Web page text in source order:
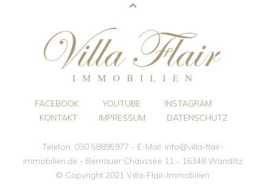
FACEBOOK YOUTUBE
INSTAGRAM
KONTAKT
IMPRESSUM DATENSCHUTZ
Telefon: 030 58895977 - E-Mail: info@villa-flair-
immobilien.de - Bernauer Chaussee 11 - 16348 Wandlitz
© Copyright 2021 Villa-Flair-Immobilien